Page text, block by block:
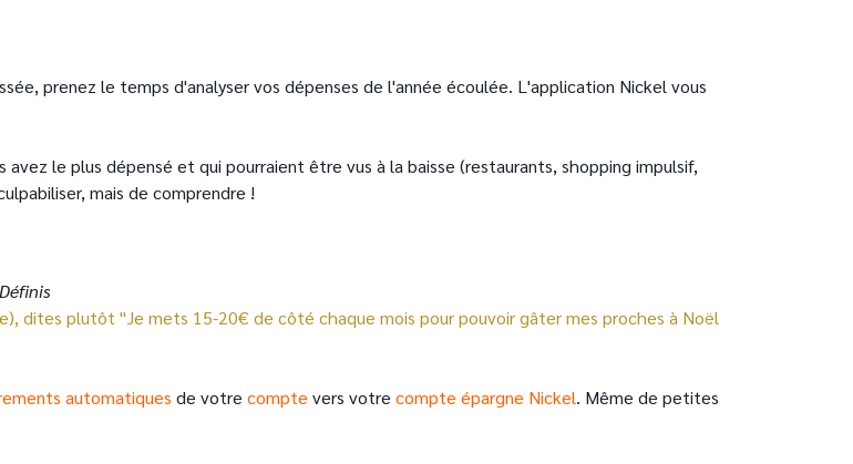
prenez le temps d'analyser vos dépenses de l'année écoulée. L'application Nickel vous
le plus dépensé et qui pourraient être vus à la baisse (restaurants, shopping impulsif,
mais de comprendre !
dites plutôt "Je mets 15-20€ de côté chaque mois pour pouvoir gâter mes proches à Noël
automatiques de votre compte vers votre compte épargne Nickel. Même de petites